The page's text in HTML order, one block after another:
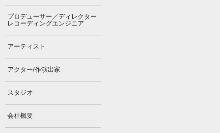
プロデューサー／ディレクター
レコーディングエンジニア
アーティスト
アクター/作演出家
スタジオ
会社概要